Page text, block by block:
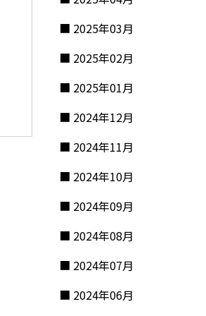
2025年03月
2025年02月
2025年01月
2024年12月
2024年11月
2024年10月
2024年09月
2024年08月
2024年07月
2024年06月